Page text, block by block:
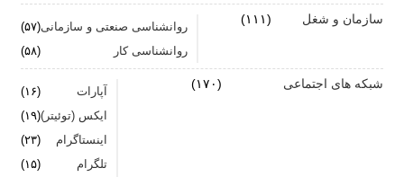
سازمان و شغل (۱۱۱)
روانشناسی صنعتی و سازمانی(۵۷)
روانشناسی کار
(۵۸)
شبکه های اجتماعی (۱۷۰)
آپارات
(۱۶)
ایکس (توئیتر)(۱۹)
اینستاگرام
(۲۳)
تلگرام
(۱۵)